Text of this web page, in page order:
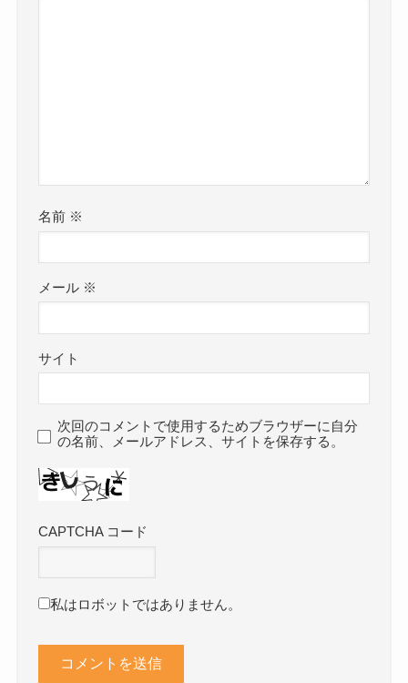
名前 ※
メール ※
サイト
次回のコメントで使用するためブラウザーに自分
の名前、メールアドレス、サイトを保存する。
CAPTCHA コード
私はロボットではありません。